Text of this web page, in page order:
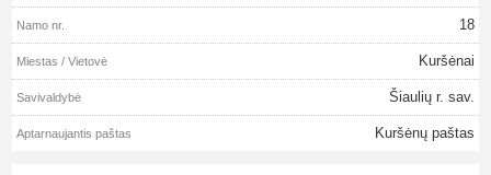
18
Kuršėnai
Šiaulių r. sav.
Kuršėnų paštas